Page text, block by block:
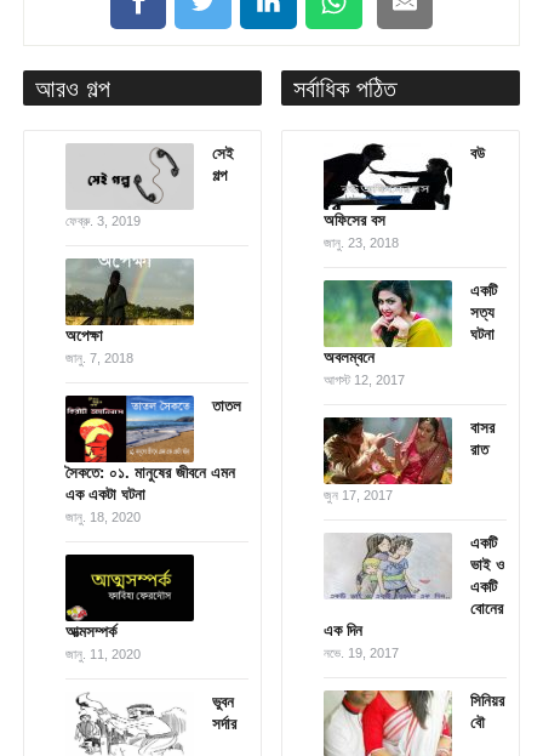
আরও গল্প
সেই
গল্প
ফেব্রু. 3, 2019
অপেক্ষা
জানু. 7, 2018
তাতল
সৈকতে: ০১. মানুষের জীবনে এমন
এক একটা ঘটনা
জানু. 18, 2020
আত্মসম্পর্ক
জানু. 11, 2020
ভুবন
সর্দার
সর্বাধিক পঠিত
বউ
অফিসের বস
জানু. 23, 2018
একটি
সত্য
ঘটনা
অবলম্বনে
আগস্ট 12, 2017
বাসর
রাত
জুন 17, 2017
একটি
ভাই ও
একটি
বোনের
এক দিন
নভে. 19, 2017
সিনিয়র
বৌ